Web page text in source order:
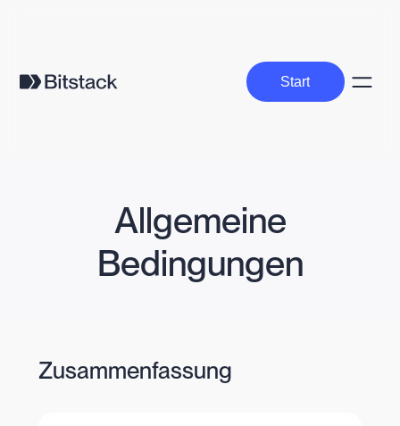
Start
Start
Allgemeine
Bedingungen
Zusammenfassung